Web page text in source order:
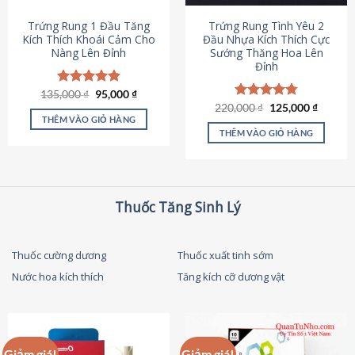
được
chọn
trên
trang
sản
phẩm
Trứng Rung 1 Đầu Tăng
Kích Thích Khoái Cảm Cho
Nàng Lên Đỉnh
Được xếp
hạng4.87
5 sao
135,000₫ Giá
gốc
là:
135,000 ₫.
95,000₫Giá
tại
THÊM VÀO GIỎ HÀNG
Trứng Rung Tình Yêu 2
Đầu Nhựa Kích Thích Cực
Sướng Thăng Hoa Lên
Đỉnh
Được xếp
hạng4.79
5 sao
220,000₫ Giá
là:
220,000 ₫.
125,000₫Giá
tại
THÊM VÀO GIỎ HÀNG
Thuốc Tăng Sinh Lý
Thuốc cường dương
Thuốc xuất tinh sớm
Nước hoa kích thích
Tăng kích cỡ dương vật